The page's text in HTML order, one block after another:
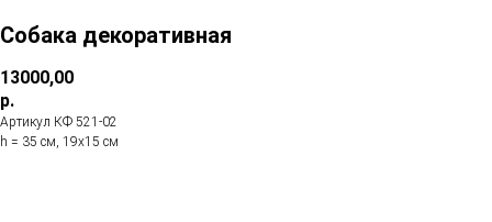
Собака декоративная
13000,00
р.
Артикул КФ 521-02
h = 35 см, 19х15 см